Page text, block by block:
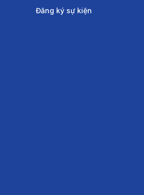
Đăng ký sự kiện